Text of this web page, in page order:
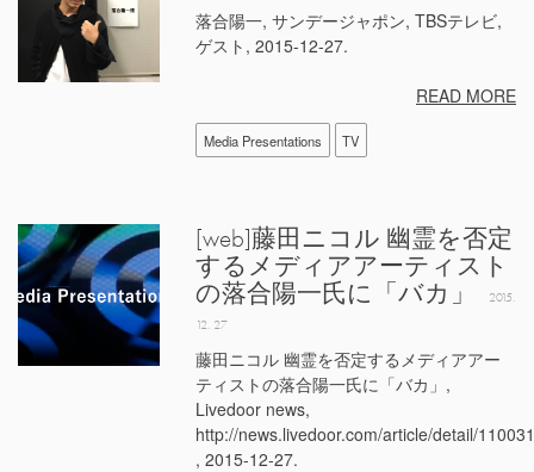
落合陽一, サンデージャポン, TBSテレビ,
ゲスト, 2015-12-27.
READ MORE
Media Presentations TV
[web]藤田ニコル 幽霊を否定
するメディアアーティスト
の落合陽一氏に「バカ」
2015.
12. 27
藤田ニコル 幽霊を否定するメディアアー
ティストの落合陽一氏に「バカ」,
Livedoor news,
http://news.livedoor.com/article/detail/
, 2015-12-27.